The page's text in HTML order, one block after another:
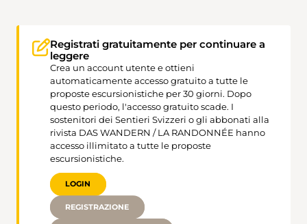
Registrati gratuitamente per continuare a
leggere
Crea un account utente e ottieni
automaticamente accesso gratuito a tutte le
proposte escursionistiche per 30 giorni. Dopo
questo periodo, l'accesso gratuito scade. I
sostenitori dei Sentieri Svizzeri o gli abbonati alla
rivista DAS WANDERN / LA RANDONNÉE hanno
accesso illimitato a tutte le proposte
escursionistiche.
LOGIN
REGISTRAZIONE